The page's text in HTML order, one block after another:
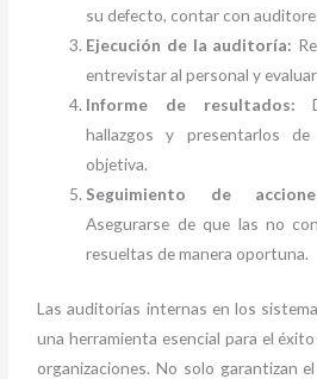
su defecto, contar con
Ejecución de la auditoría:
entrevistar al personal y
Informe de resultados:
hallazgos y presentarlos
objetiva.
Seguimiento de
Asegurarse de que las no
resueltas de manera oportuna.
Las auditorías internas en los
una herramienta esencial para el
organizaciones. No solo garantizan